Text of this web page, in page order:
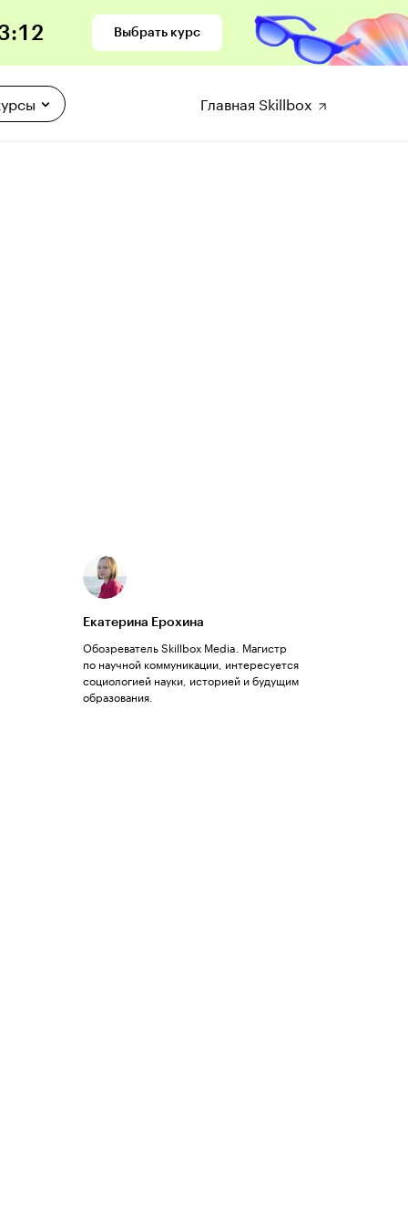
:11 Выбрать курс
Главная Skillbox
Екатерина Ерохина
Обозреватель Skillbox Media. Магистр
по научной коммуникации, интересуется
социологией науки, историей и будущим
образования.